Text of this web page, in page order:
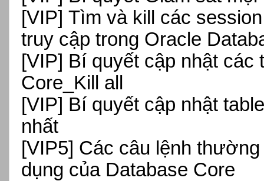
[VIP] Tìm và kill các
truy cập trong Oracle
[VIP] Bí quyết cập nhật các
Core_Kill all
[VIP] Bí quyết cập nhật
nhất
[VIP5] Các câu lệnh
dụng của Database Core